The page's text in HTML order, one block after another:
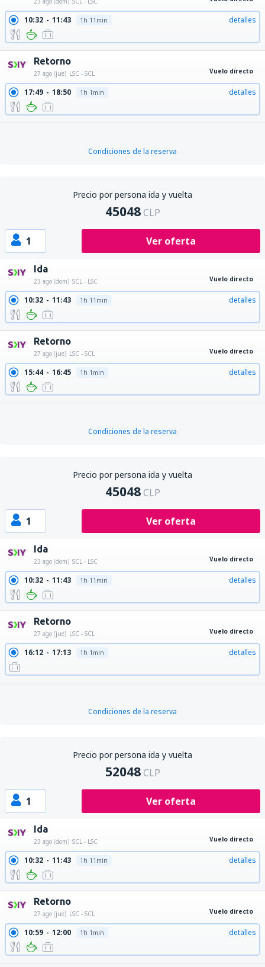
10:32 11:43 1h 11min detalles
Retorno
27 ago (jue) LSC - SCL Vuelo directo
17:49 18:50 1h 1min detalles
Condiciones de la reserva
Precio por persona ida y vuelta
45048 CLP
1 Ver oferta
Ida
23 ago (dom) SCL - LSC Vuelo directo
10:32 11:43 1h 11min detalles
Retorno
27 ago (jue) LSC - SCL Vuelo directo
15:44 16:45 1h 1min detalles
Condiciones de la reserva
Precio por persona ida y vuelta
45048 CLP
1 Ver oferta
Ida
23 ago (dom) SCL - LSC Vuelo directo
10:32 11:43 1h 11min detalles
Retorno
27 ago (jue) LSC - SCL Vuelo directo
16:12 17:13 1h 1min detalles
Condiciones de la reserva
Precio por persona ida y vuelta
52048 CLP
1 Ver oferta
Ida
23 ago (dom) SCL - LSC Vuelo directo
10:32 11:43 1h 11min detalles
Retorno
27 ago (jue) LSC - SCL Vuelo directo
10:59 12:00 1h 1min detalles